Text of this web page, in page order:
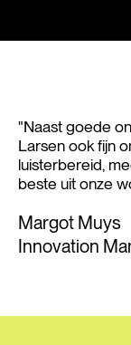
"Naast goede
Larsen ook fijn
luisterbereid,
beste uit onze
Margot Muys
Innovation